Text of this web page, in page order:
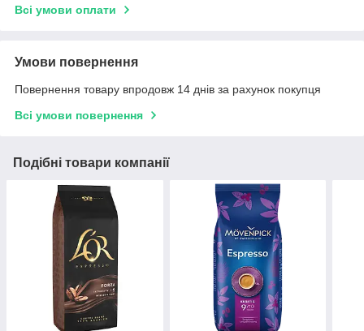
Всі умови оплати
Умови повернення
Повернення товару впродовж 14 днів за рахунок покупця
Всі умови повернення
Подібні товари компанії